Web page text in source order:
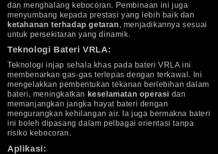
dan menghalang kebocoran. Pembinaan ini juga
menyumbang kepada prestasi yang lebih baik dan
ketahanan terhadap getaran, menjadikannya sesuai
untuk persekitaran yang dinamik.
Teknologi Bateri VRLA:
Teknologi injap sehala khas pada bateri VRLA ini
membenarkan gas-gas terlepas dengan terkawal. Ini
mengelakkan pembentukan tekanan berlebihan dalam
bateri, meningkatkan keselamatan operasi dan
memanjangkan jangka hayat bateri dengan
mengurangkan kehilangan air. Ia juga bermakna bateri
ini boleh dipasang dalam pelbagai orientasi tanpa
risiko kebocoran.
Aplikasi: